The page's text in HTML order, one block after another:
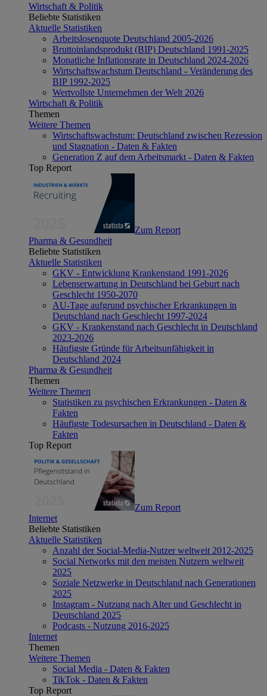
Wirtschaft & Politik
Beliebte Statistiken
Aktuelle Statistiken
Arbeitslosenquote Deutschland 2005-2026
Bruttoinlandsprodukt (BIP) Deutschland 1991-2025
Monatliche Inflationsrate in Deutschland 2024-2026
Wirtschaftswachstum Deutschland - Veränderung des
BIP 1992-2025
Wertvollste Unternehmen der Welt 2026
Wirtschaft & Politik
Themen
Weitere Themen
Wirtschaftswachstum: Deutschland zwischen Rezession
und Stagnation - Daten & Fakten
Generation Z auf dem Arbeitsmarkt - Daten & Fakten
Top Report
Zum Report
Pharma & Gesundheit
Beliebte Statistiken
Aktuelle Statistiken
GKV - Entwicklung Krankenstand 1991-2026
Lebenserwartung in Deutschland bei Geburt nach
Geschlecht 1950-2070
AU-Tage aufgrund psychischer Erkrankungen in
Deutschland nach Geschlecht 1997-2024
GKV - Krankenstand nach Geschlecht in Deutschland
2023-2026
Häufigste Gründe für Arbeitsunfähigkeit in
Deutschland 2024
Pharma & Gesundheit
Themen
Weitere Themen
Statistiken zu psychischen Erkrankungen - Daten &
Fakten
Häufigste Todesursachen in Deutschland - Daten &
Fakten
Top Report
Zum Report
Internet
Beliebte Statistiken
Aktuelle Statistiken
Anzahl der Social-Media-Nutzer weltweit 2012-2025
Social Networks mit den meisten Nutzern weltweit
2025
Soziale Netzwerke in Deutschland nach Generationen
2025
Instagram - Nutzung nach Alter und Geschlecht in
Deutschland 2025
Podcasts - Nutzung 2016-2025
Internet
Themen
Weitere Themen
Social Media - Daten & Fakten
TikTok - Daten & Fakten
Top Report